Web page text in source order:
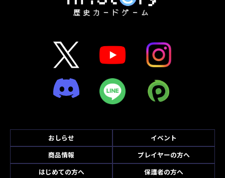
おしらせ
イベント
商品情報
プレイヤーの方へ
はじめての方へ
保護者の方へ